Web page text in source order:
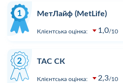
МетЛайф (MetLife)
Клієнтська оцінка: 1,0 10
ТАС СК
Клієнтська оцінка: 2,3 10